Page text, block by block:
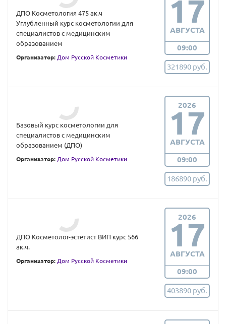
ДПО Косметология 475 ак.ч
Углубленный курс косметологии для
специалистов с медицинским
образованием
Организатор: Дом Русской Косметики
17
АВГУСТА
09:00
321890 руб.
Базовый курс косметологии для
специалистов с медицинским
образованием (ДПО)
Организатор: Дом Русской Косметики
2026
17
АВГУСТА
09:00
186890 руб.
ДПО Косметолог-эстетист ВИП курс 566
ак.ч.
Организатор: Дом Русской Косметики
2026
17
АВГУСТА
09:00
403890 руб.